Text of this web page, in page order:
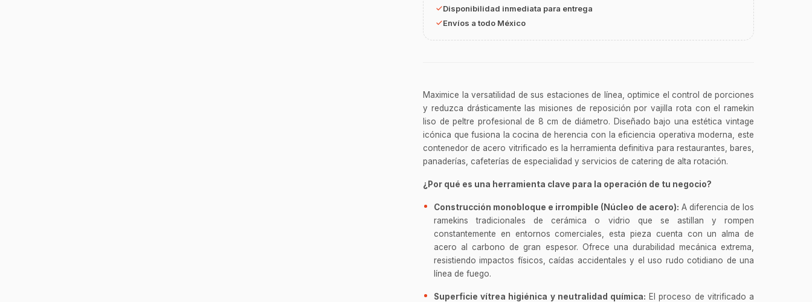
Disponibilidad inmediata para entrega
Envíos a todo México
Maximice la versatilidad de sus estaciones de línea, optimice el control de porciones
y reduzca drásticamente las misiones de reposición por vajilla rota con el ramekin
liso de peltre profesional de 8 cm de diámetro. Diseñado bajo una estética vintage
icónica que fusiona la cocina de herencia con la eficiencia operativa moderna, este
contenedor de acero vitrificado es la herramienta definitiva para restaurantes, bares,
panaderías, cafeterías de especialidad y servicios de catering de alta rotación.
¿Por qué es una herramienta clave para la operación de tu negocio?
Construcción monobloque e irrompible (Núcleo de acero): A diferencia de los
ramekins tradicionales de cerámica o vidrio que se astillan y rompen
constantemente en entornos comerciales, esta pieza cuenta con un alma de
acero al carbono de gran espesor. Ofrece una durabilidad mecánica extrema,
resistiendo impactos físicos, caídas accidentales y el uso rudo cotidiano de una
línea de fuego.
Superficie vítrea higiénica y neutralidad química: El proceso de vitrificado a